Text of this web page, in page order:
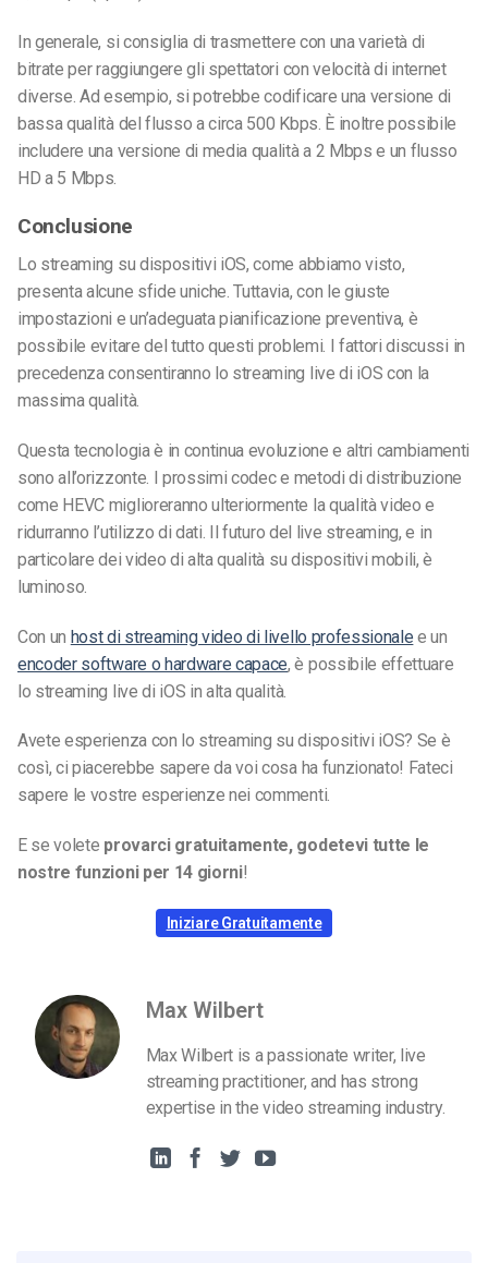
In generale, si consiglia di trasmettere con una varietà di
bitrate per raggiungere gli spettatori con velocità di internet
diverse. Ad esempio, si potrebbe codificare una versione di
bassa qualità del flusso a circa 500 Kbps. È inoltre possibile
includere una versione di media qualità a 2 Mbps e un flusso
HD a 5 Mbps.
Conclusione
Lo streaming su dispositivi iOS, come abbiamo visto,
presenta alcune sfide uniche. Tuttavia, con le giuste
impostazioni e un’adeguata pianificazione preventiva, è
possibile evitare del tutto questi problemi. I fattori discussi in
precedenza consentiranno lo streaming live di iOS con la
massima qualità.
Questa tecnologia è in continua evoluzione e altri cambiamenti
sono all’orizzonte. I prossimi codec e metodi di distribuzione
come HEVC miglioreranno ulteriormente la qualità video e
ridurranno l’utilizzo di dati. Il futuro del live streaming, e in
particolare dei video di alta qualità su dispositivi mobili, è
luminoso.
Con un host di streaming video di livello professionale e un
encoder software o hardware capace, è possibile effettuare
lo streaming live di iOS in alta qualità.
Avete esperienza con lo streaming su dispositivi iOS? Se è
così, ci piacerebbe sapere da voi cosa ha funzionato! Fateci
sapere le vostre esperienze nei commenti.
E se volete provarci gratuitamente, godetevi tutte le
nostre funzioni per 14 giorni!
Iniziare Gratuitamente
Max Wilbert
Max Wilbert is a passionate writer, live
streaming practitioner, and has strong
expertise in the video streaming industry.